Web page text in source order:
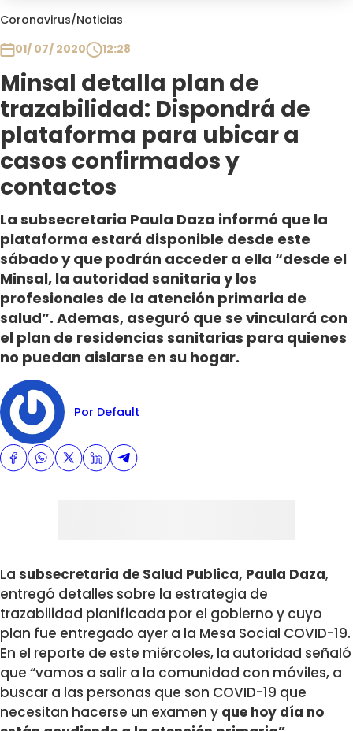
Coronavirus/Noticias
01/ 07/ 2020
12:28
Minsal detalla plan de
trazabilidad: Dispondrá de
plataforma para ubicar a
casos confirmados y
contactos
La subsecretaria Paula Daza informó que la
plataforma estará disponible desde este
sábado y que podrán acceder a ella “desde el
Minsal, la autoridad sanitaria y los
profesionales de la atención primaria de
salud”. Ademas, aseguró que se vinculará con
el plan de residencias sanitarias para quienes
no puedan aislarse en su hogar.
Por Default
La subsecretaria de Salud Publica, Paula Daza,
entregó detalles sobre la estrategia de
trazabilidad planificada por el gobierno y cuyo
plan fue entregado ayer a la Mesa Social COVID-19.
En el reporte de este miércoles, la autoridad señaló
que “vamos a salir a la comunidad con móviles, a
buscar a las personas que son COVID-19 que
necesitan hacerse un examen y que hoy día no
Club De La Comedia
Plan Perfecto
El Tiempo
Sabingo
Todos Los Programas